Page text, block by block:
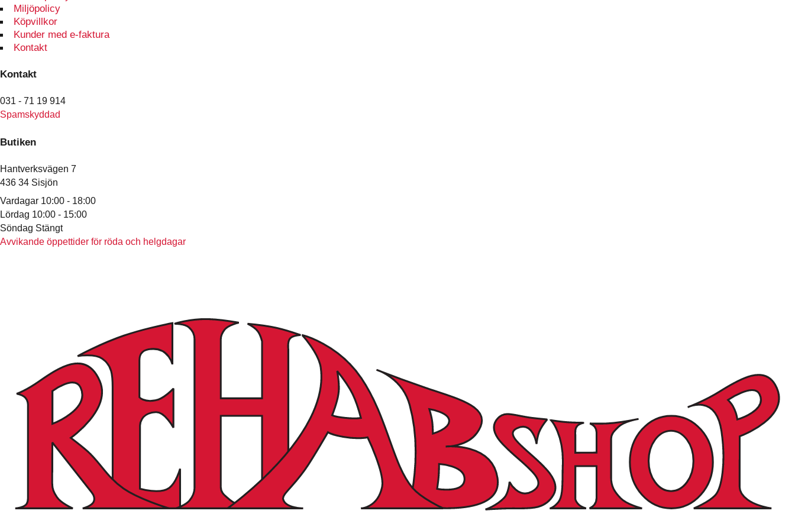
Miljöpolicy
Köpvillkor
Kunder med e-faktura
Kontakt
Kontakt
031 - 71 19 914
Spamskyddad
Butiken
Hantverksvägen 7
436 34 Sisjön
Vardagar 10:00 - 18:00
Lördag 10:00 - 15:00
Söndag Stängt
Avvikande öppettider för röda och helgdagar